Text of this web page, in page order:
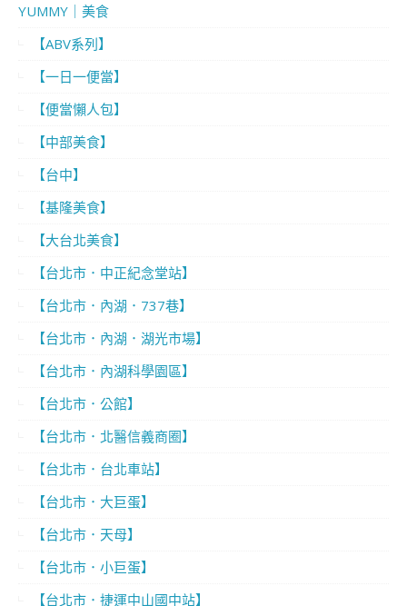
YUMMY｜美食
【ABV系列】
【一日一便當】
【便當懶人包】
【中部美食】
【台中】
【基隆美食】
【大台北美食】
【台北市．中正紀念堂站】
【台北市．內湖．737巷】
【台北市．內湖．湖光市場】
【台北市．內湖科學園區】
【台北市．公館】
【台北市．北醫信義商圈】
【台北市．台北車站】
【台北市．大巨蛋】
【台北市．天母】
【台北市．小巨蛋】
【台北市．捷運中山國中站】